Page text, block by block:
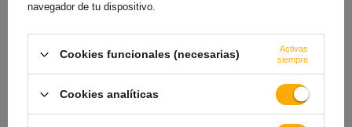
navegador de tu dispositivo.
Cookies funcionales (necesarias)
Activas
siempre
Cookies analíticas